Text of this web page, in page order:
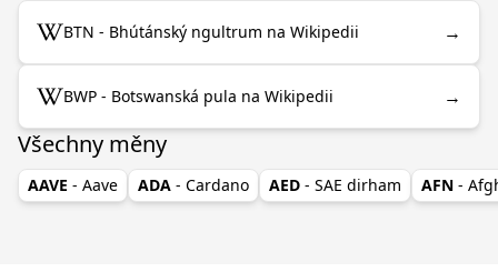
BTN - Bhútánský ngultrum na Wikipedii →
BWP - Botswanská pula na Wikipedii →
Všechny měny
AAVE - Aave ADA - Cardano AED - SAE dirham AFN -